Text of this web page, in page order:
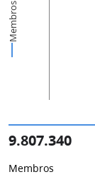
Membros
9.807.340
Membros